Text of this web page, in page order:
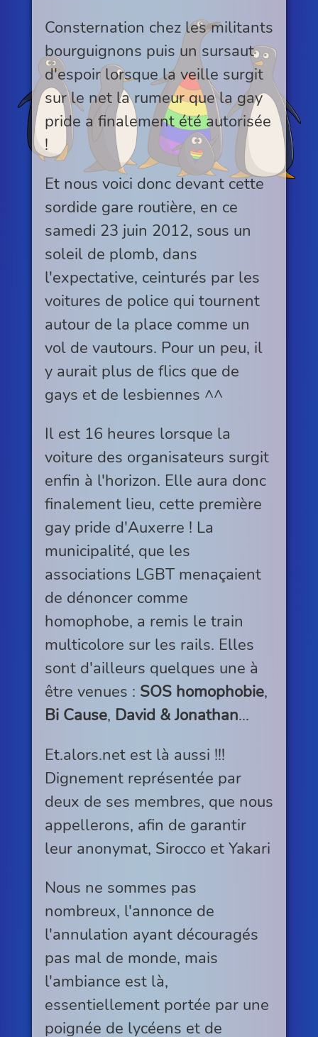
Consternation chez les militants
bourguignons puis un sursaut
d'espoir lorsque la veille surgit
sur le net la rumeur que la gay
pride a finalement été autorisée
!
Et nous voici donc devant cette
sordide gare routière, en ce
samedi 23 juin 2012, sous un
soleil de plomb, dans
l'expectative, ceinturés par les
voitures de police qui tournent
autour de la place comme un
vol de vautours. Pour un peu, il
y aurait plus de flics que de
gays et de lesbiennes ^^
Il est 16 heures lorsque la
voiture des organisateurs surgit
enfin à l'horizon. Elle aura donc
finalement lieu, cette première
gay pride d'Auxerre ! La
municipalité, que les
associations LGBT menaçaient
de dénoncer comme
homophobe, a remis le train
multicolore sur les rails. Elles
sont d'ailleurs quelques une à
être venues : SOS homophobie,
Bi Cause, David & Jonathan...
Et.alors.net est là aussi !!!
Dignement représentée par
deux de ses membres, que nous
appellerons, afin de garantir
leur anonymat, Sirocco et Yakari
Nous ne sommes pas
nombreux, l'annonce de
l'annulation ayant découragés
pas mal de monde, mais
l'ambiance est là,
essentiellement portée par une
poignée de lycéens et de